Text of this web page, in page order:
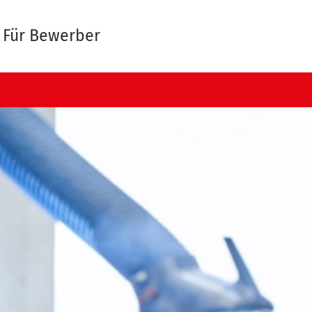
Für Bewerber